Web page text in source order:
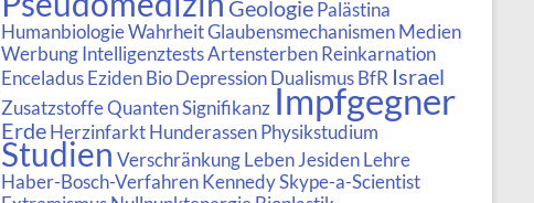
GeologiePalästina
HumanbiologieWahrheitGlaubensmechanismenMedien
WerbungIntelligenztestsArtensterbenReinkarnation
EnceladusEzidenBioDepressionDualismusBfR Israel
ZusatzstoffeQuantenSignifikanz Impfgegner
ErdeHerzinfarktHunderassenPhysikstudium
Studien VerschränkungLebenJesidenLehre
Haber-Bosch-VerfahrenKennedySkype-a-Scientist